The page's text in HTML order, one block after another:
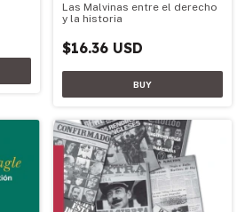
Las Malvinas entre el derecho
y la historia
$16.36 USD